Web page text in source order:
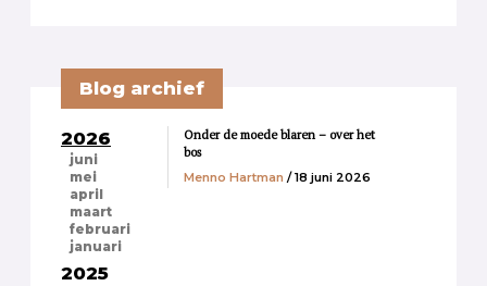
Blog archief
2026
juni
mei
april
maart
februari
januari
2025
Onder de moede blaren – over het
bos
Menno Hartman / 18 juni 2026